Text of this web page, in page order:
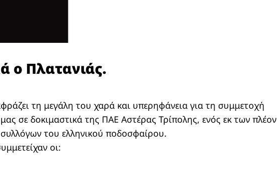
ο Πλατανιάς.
τη μεγάλη του χαρά και υπερηφάνεια για τη συμμετοχή
σε δοκιμαστικά της ΠΑΕ Αστέρας Τρίπολης, ενός εκ των πλέον
του ελληνικού ποδοσφαίρου.
οι: